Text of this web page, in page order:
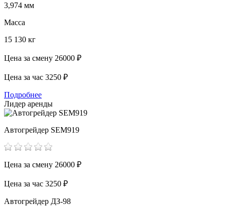
3,974 мм
Масса
15 130 кг
Цена за смену 26000 ₽
Цена за час 3250 ₽
Подробнее
Лидер аренды
Автогрейдер SEM919
Цена за смену 26000 ₽
Цена за час 3250 ₽
Автогрейдер ДЗ-98